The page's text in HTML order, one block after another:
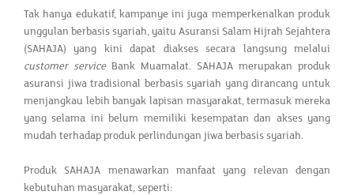
Tak hanya edukatif, kampanye ini juga memperkenalkan produk
unggulan berbasis syariah, yaitu Asuransi Salam Hijrah Sejahtera
(SAHAJA) yang kini dapat diakses secara langsung melalui
customer serviceBank Muamalat. SAHAJA merupakan produk
asuransi jiwa tradisional berbasis syariah yang dirancang untuk
menjangkau lebih banyak lapisan masyarakat, termasuk mereka
yang selama ini belum memiliki kesempatan dan akses yang
mudah terhadap produk perlindungan jiwa berbasis syariah.
Produk SAHAJA menawarkan manfaat yang relevan dengan
kebutuhan masyarakat, seperti: